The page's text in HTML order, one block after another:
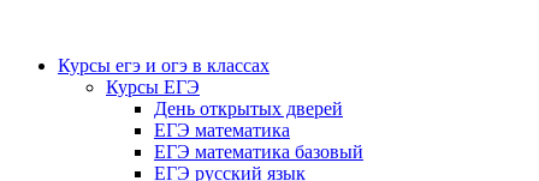
Курсы егэ и огэ в классах
Курсы ЕГЭ
День открытых дверей
ЕГЭ математика
ЕГЭ математика базовый
ЕГЭ русский язык